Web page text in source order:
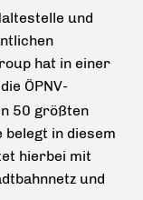
und
hat in einer
die ÖPNV-
50 größten
in diesem
hierbei mit
und